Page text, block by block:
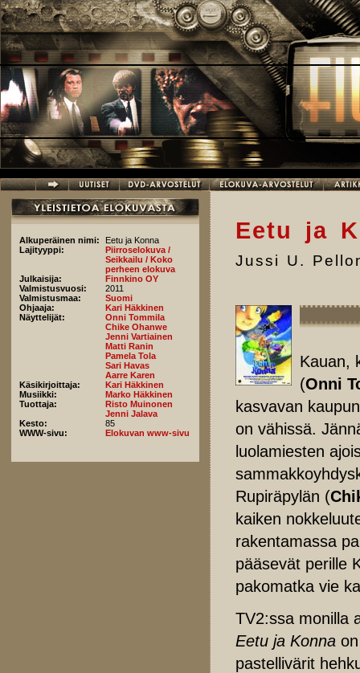
Hyppää pääsisältöön
Alkuperäinen nimi:
Eetu ja Konna
Lajityyppi:
Piirroselokuva /
Seikkailu / Koko
perheen elokuva
Julkaisija:
Finnkino OY
Valmistusvuosi:
2011
Valmistusmaa:
Suomi
Ohjaaja:
Kari Häkkinen
Näyttelijät:
Onni Tommila
Chike Ohanwe
Jenni Vartiainen
Matti Ranin
Pamela Tola
Sari Havas
Aarre Karen
Käsikirjoittaja:
Kari Häkkinen
Musiikki:
Marko Häkkinen
Tuottaja:
Risto Muinonen
Jenni Jalava
Kesto:
85
WWW-sivu:
Elokuvan www-sivu
Eetu ja
Jussi U.
Kauan,
(Onni
kasvavan
on vähissä.
luolamiesten
Rupiräpylän (
kaiken
rakentamassa
pääsevät perille
pakomatka vie
TV2:ssa monilla
Eetu ja Konna
pastellivärit